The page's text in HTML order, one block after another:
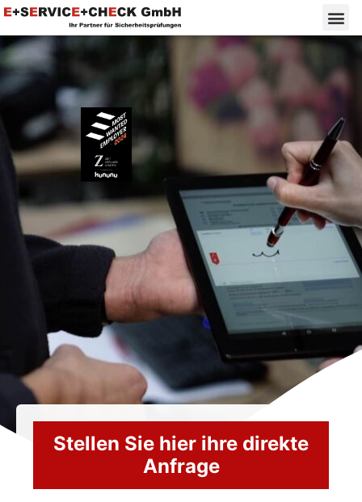
Stellen Sie hier ihre direkte
Anfrage